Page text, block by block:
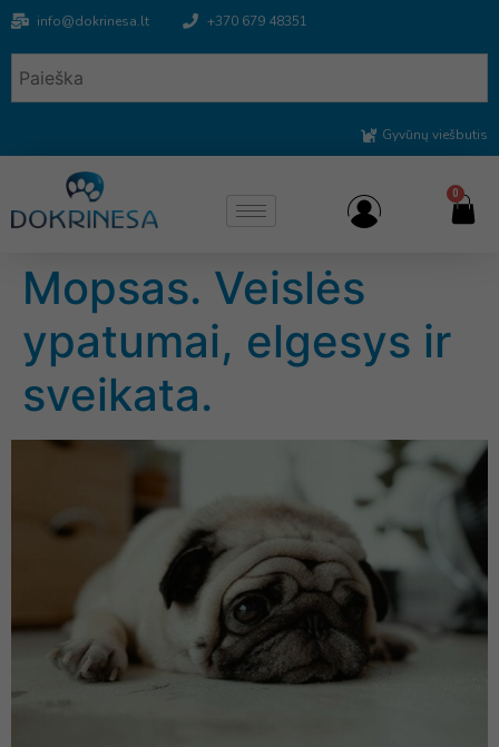
info@dokrinesa.lt +370 679 48351
Gyvūnų viešbutis
0
Mopsas. Veislės
ypatumai, elgesys ir
sveikata.